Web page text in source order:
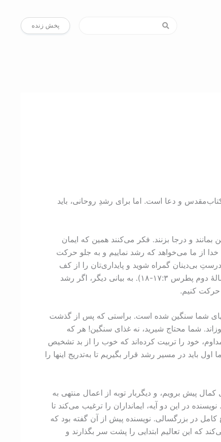
پخش زنده
و دعا است. اما برای رشدِ روحانی، باید
و درجا بزنند. فکر می‌کنند همین که ایمان
خدا از ما می‌خواهد که رشد نماییم و به جلو حرکت
بی‌دینان گمراه شوید و پایداری‌تان را از کف
بدهید، بلکه در فیض و شناخت خداوند و نجات‌دهندۀ ما عیسی مسیح نمو کنید، که او را از حال تا ابدالآباد جلال باد! آمین.” (رسالۀ دوم پطرس ۳:‏۱۷-‏۱۸). به بیانی دیگر، اگر رشد
حرکت کنیم.
شما سنگین شده است. براستی که پس از گذشت
شما محتاج شیرید، نه غذای سنگین! هر که
خود را تربیت کرده‌اند که خوب را از بد تشخیص
است. اما اول باید در مسیر رشد قرار بگیریم تا به‌تدریج اینها را
پیش برویم، و دیگربار توبه از اعمال منتهی به
و ایمان به خدا، و آموزشِ تعمیدها، و دستگذاری‌ها، و رستاخیز مردگان و مجازات ابدی را بنیاد ننهیم.” (عبرانیان ۶:‏۱-‏۲). نویسنده در این دو آیه، ایمانداران را ترغیب می‌کند تا
در بزرگسالی. نویسنده پیش از آن گفته بود که
که این تعالیم ابتدایی را پشت سر بگذارند و